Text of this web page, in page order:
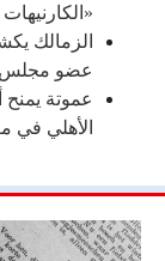
عضو مجلس
عموتة
الأهلي في